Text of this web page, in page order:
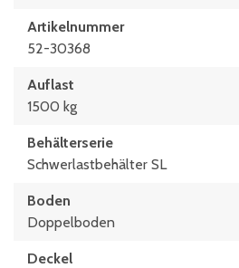
2080 mm
Artikelnummer
52-30368
Auflast
1500 kg
Behälterserie
Schwerlastbehälter SL
Boden
Doppelboden
Deckel